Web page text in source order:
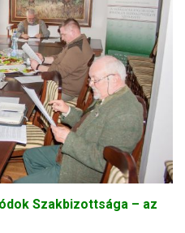
Szakbizottsága – az